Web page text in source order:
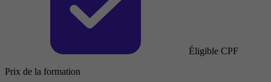
Éligible CPF
Prix de la formation